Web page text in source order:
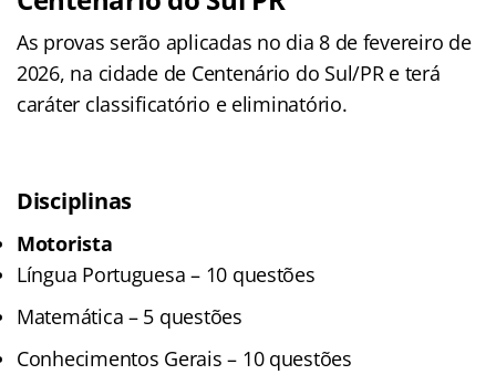
As provas serão aplicadas no dia 8 de fevereiro de
2026, na cidade de Centenário do Sul/PR e terá
caráter classificatório e eliminatório.
Disciplinas
Motorista
Língua Portuguesa – 10 questões
Matemática – 5 questões
Conhecimentos Gerais – 10 questões